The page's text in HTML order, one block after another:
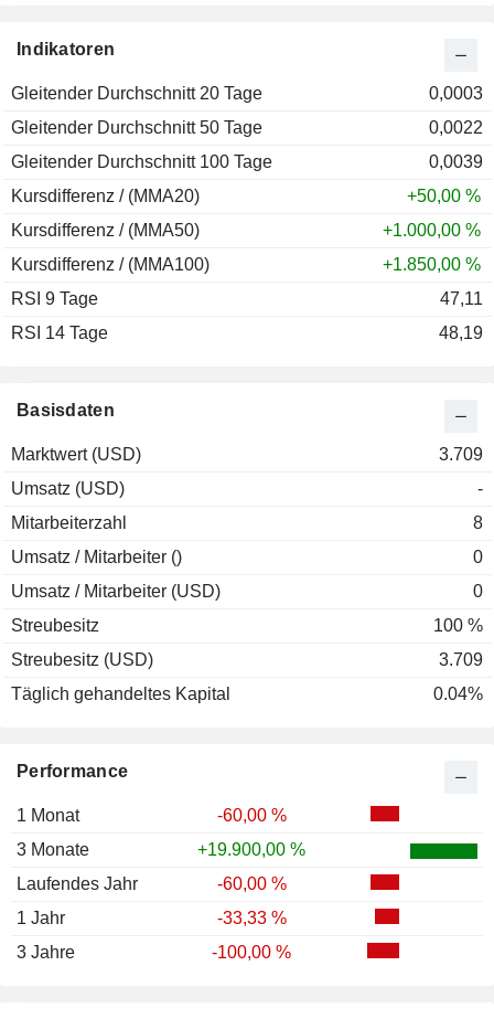
Performance
1 Monat
-60,00 %
3 Monate
+19.900,00 %
Laufendes Jahr
-60,00 %
1 Jahr
-33,33 %
3 Jahre
-100,00 %
Basisdaten
Marktwert (USD)
3.709
Umsatz (USD)
-
Mitarbeiterzahl
8
Umsatz / Mitarbeiter ()
0
Umsatz / Mitarbeiter (USD)
0
Streubesitz
100 %
Streubesitz (USD)
3.709
Täglich gehandeltes Kapital
0.04%
Indikatoren
Gleitender Durchschnitt 20 Tage
0,0003
Gleitender Durchschnitt 50 Tage
0,0022
Gleitender Durchschnitt 100 Tage
0,0039
Kursdifferenz / (MMA20)
+50,00 %
Kursdifferenz / (MMA50)
+1.000,00 %
Kursdifferenz / (MMA100)
+1.850,00 %
RSI 9 Tage
47,11
RSI 14 Tage
48,19